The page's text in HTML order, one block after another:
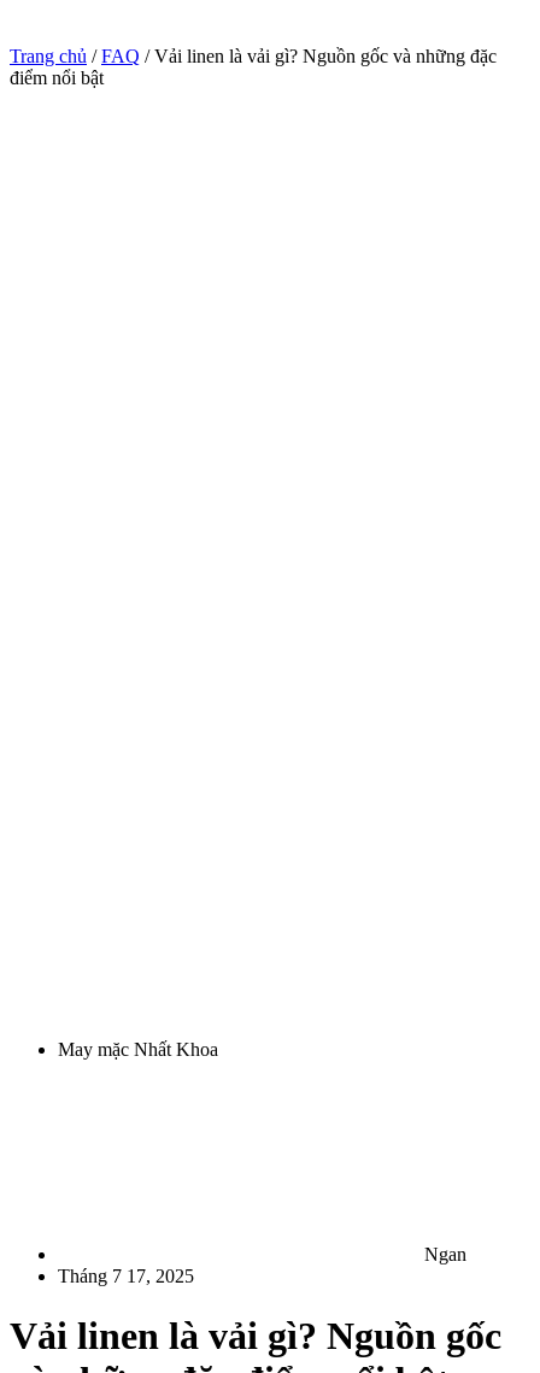
Trang chủ /FAQ / Vải linen là vải gì? Nguồn gốc và những đặc
điểm nổi bật
May mặc Nhất Khoa
Ngan
Tháng 7 17, 2025
Vải linen là vải gì? Nguồn gốc